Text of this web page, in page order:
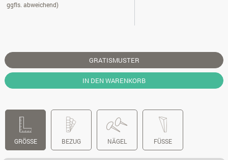
ggfls. abweichend)
GRATISMUSTER
IN DEN WARENKORB
GRÖSSE BEZUG NÄGEL FÜSSE